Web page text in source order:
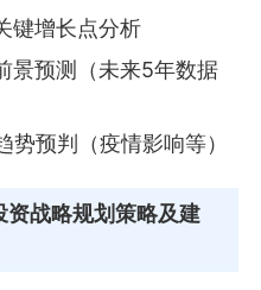
键增长点分析
景预测（未来5年数据
预判（疫情影响等）
资战略规划策略及建